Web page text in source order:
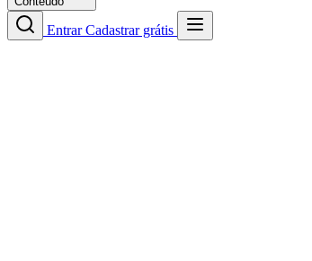
EntrarCadastrar grátis